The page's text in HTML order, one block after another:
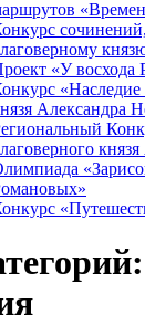
«У восхода
«Наследие
Александра